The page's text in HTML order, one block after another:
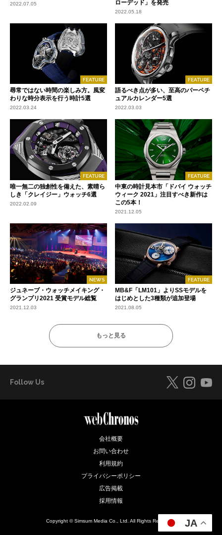
2022.07.05
ローデッド」を発売
2022.05.18
FEATURE
尋常ではない時間の楽しみ方。風変
わりな時分表示を行う時計5選
2022.03.24
FEATURE
語るべき点が多い、至高のパーペチ
ュアルカレンダー5選
2022.03.03
FEATURE
唯一無二の独創性を備えた、素晴ら
しき「クレイジー」ウォッチ6選
2022.02.09
FEATURE
中東の時計見本市「ドバイ ウォッチ
ウィーク 2021」注目すべき新作は
この5本！
2021.12.05
NEWS
ジュネーブ・ウォッチメイキング・
グランプリ2021 受賞モデル総覧
2021.12.03
FEATURE
MB&F「LM101」よりSSモデルを
はじめとした3種類が追加登場
2021.08.05
もっと見る
Follow Us
会社概要
お問い合わせ
利用規約
プライバシーポリシー
広告掲載
採用情報
Copyright © Simsum Media Co., Ltd. All Rights Reserved. JA